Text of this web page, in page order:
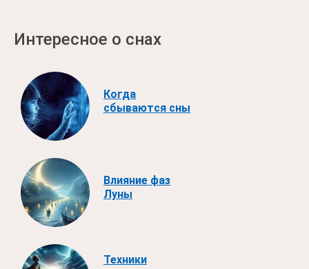
Интересное о снах
Когда
сбываются сны
Влияние фаз
Луны
Техники